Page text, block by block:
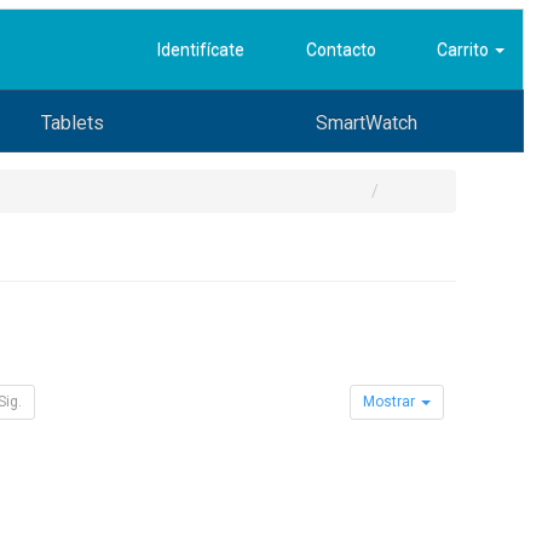
Identifícate Contacto Carrito
Tablets SmartWatch
Mostrar